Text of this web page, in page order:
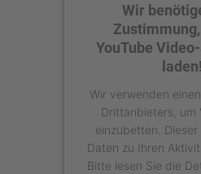
Wir
YouTube
laden!
Wir verwenden
Drittanbieters, um
einzubetten.
Daten zu Ihren
Bitte lesen Sie die